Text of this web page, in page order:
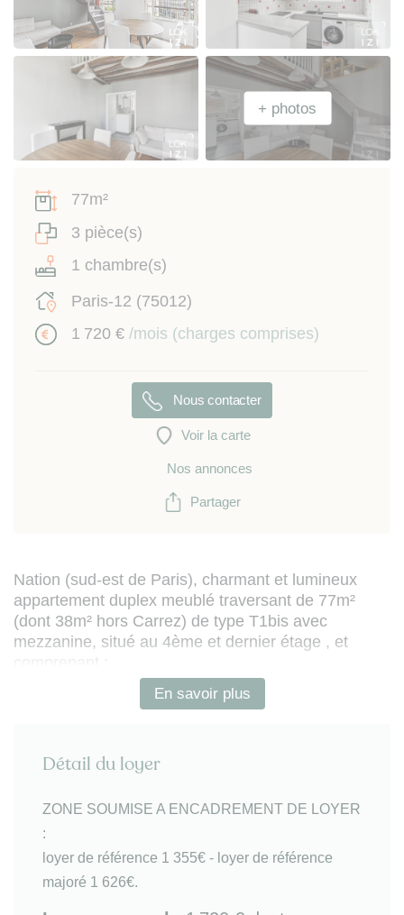
77m²
3 pièce(s)
1 chambre(s)
Paris-12 (75012)
1 720 € /mois (charges comprises)
Nous contacter
Voir la carte
Nos annonces
Partager
Nation (sud-est de Paris), charmant et lumineux
appartement duplex meublé traversant de 77m²
(dont 38m² hors Carrez) de type T1bis avec
mezzanine, situé au 4ème et dernier étage , et
comprenant :
- salon-séjour avec table de repas et canapé
- cuisine ouverte équipée (avec lave-linge, lave-
- mezzanine avec espace nuit (lit double couchage,
WC) et espace salon (canapé et rangements).
Un appartement meublé atypique à Paris 12, alliant
le confort des équipements modernes et le charme
de l'ancien rénové (parquet, poutres apparentes et
cheminée).
En savoir plus
Détail du loyer
ZONE SOUMISE A ENCADREMENT DE LOYER
:
loyer de référence 1 355€ - loyer de référence
majoré 1 626€.